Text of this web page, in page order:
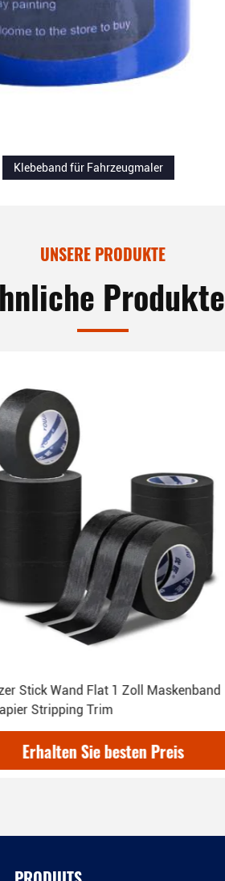
Klebeband für Fahrzeugmaler
UNSERE PRODUKTE
Produkte
Stick Wand Flat 1 Zoll Maskenband
Stripping Trim
Erhalten Sie besten Preis